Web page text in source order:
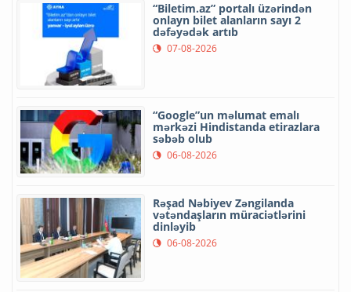
“Biletim.az” portalı üzərindən
onlayn bilet alanların sayı 2
dəfəyədək artıb
07-08-2026
“Google”un məlumat emalı
mərkəzi Hindistanda etirazlara
səbəb olub
06-08-2026
Rəşad Nəbiyev Zəngilanda
vətəndaşların müraciətlərini
dinləyib
06-08-2026